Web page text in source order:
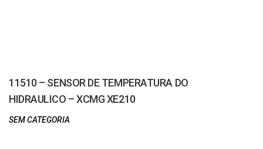
11510 – SENSOR DE TEMPERATURA DO
HIDRAULICO – XCMG XE210
SEM CATEGORIA